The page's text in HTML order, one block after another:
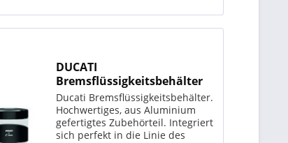
DUCATI
Bremsflüssigkeitsbehälter
96180581_
Ducati Bremsflüssigkeitsbehälter.
Hochwertiges, aus Aluminium
gefertigtes Zubehörteil. Integriert
sich perfekt in die Linie des